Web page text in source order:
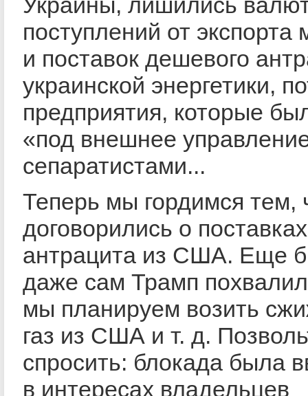
поступлений от экспорта
и поставок дешевого
украинской энергетики,
предприятия, которые
«под внешнее
сепаратистами...
Теперь мы гордимся тем,
договорились о поставках
антрацита из США. Еще
даже сам Трамп
мы планируем возить
газ из США и т. д.
спросить: блокада была
в интересах владельцев